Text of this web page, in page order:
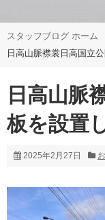
スタッフブログ ホーム
日高山脈襟裳日高国立
日高山脈
板を設置
2025年2月27日